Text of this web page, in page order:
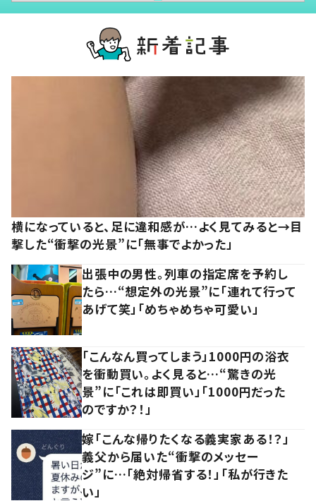
横になっていると、足に違和感が…よく見てみると→目
撃した“衝撃の光景”に「無事でよかった」
出張中の男性。列車の指定席を予約し
たら…“想定外の光景”に「連れて行って
あげて笑」「めちゃめちゃ可愛い」
「こんなん買ってしまう」1000円の浴衣
を衝動買い。よく見ると…“驚きの光
景”に「これは即買い」「1000円だった
のですか？！」
嫁「こんな帰りたくなる義実家ある！？」
義父から届いた“衝撃のメッセー
ジ”に…「絶対帰省する！」「私が行きた
い」